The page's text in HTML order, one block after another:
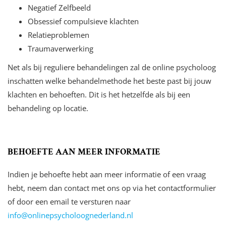
Negatief Zelfbeeld
Obsessief compulsieve klachten
Relatieproblemen
Traumaverwerking
Net als bij reguliere behandelingen zal de online psycholoog
inschatten welke behandelmethode het beste past bij jouw
klachten en behoeften. Dit is het hetzelfde als bij een
behandeling op locatie.
BEHOEFTE AAN MEER INFORMATIE
Indien je behoefte hebt aan meer informatie of een vraag
hebt, neem dan contact met ons op via het contactformulier
of door een email te versturen naar
info@onlinepsycholoognederland.nl